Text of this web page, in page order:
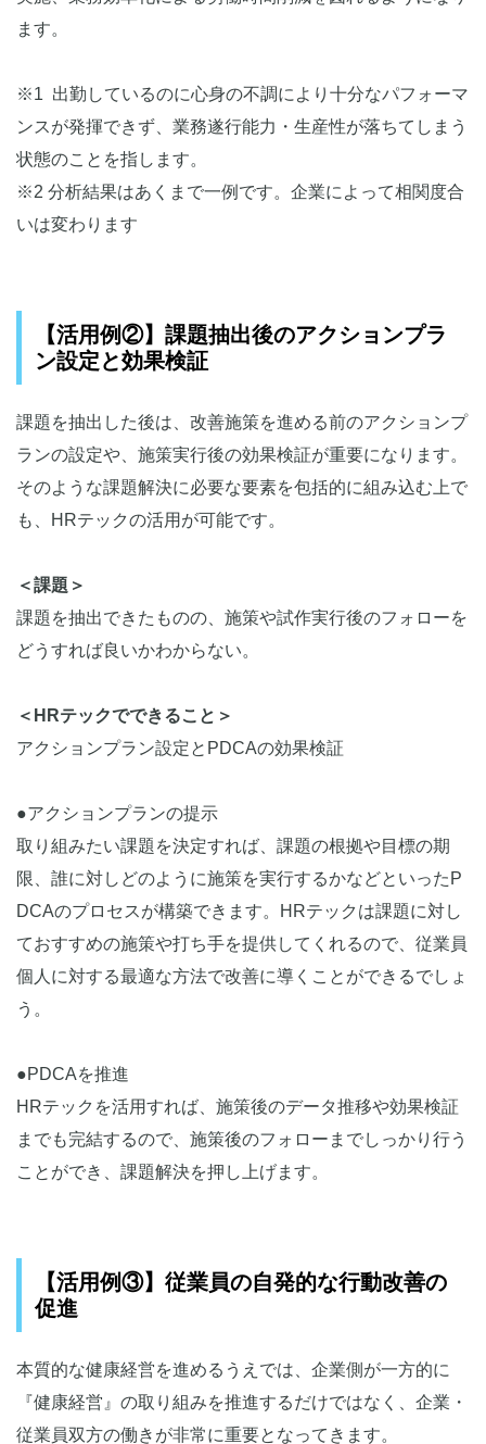
ます。
※1 出勤しているのに心身の不調により十分なパフォーマ
ンスが発揮できず、業務遂行能力・生産性が落ちてしまう
状態のことを指します。
※2 分析結果はあくまで一例です。企業によって相関度合
いは変わります
【活用例②】課題抽出後のアクションプラ
ン設定と効果検証
課題を抽出した後は、改善施策を進める前のアクションプ
ランの設定や、施策実行後の効果検証が重要になります。
そのような課題解決に必要な要素を包括的に組み込む上で
も、HRテックの活用が可能です。
＜課題＞
課題を抽出できたものの、施策や試作実行後のフォローを
どうすれば良いかわからない。
＜HRテックでできること＞
アクションプラン設定とPDCAの効果検証
●アクションプランの提示
取り組みたい課題を決定すれば、課題の根拠や目標の期
限、誰に対しどのように施策を実行するかなどといったP
DCAのプロセスが構築できます。HRテックは課題に対し
ておすすめの施策や打ち手を提供してくれるので、従業員
個人に対する最適な方法で改善に導くことができるでしょ
う。
●PDCAを推進
HRテックを活用すれば、施策後のデータ推移や効果検証
までも完結するので、施策後のフォローまでしっかり行う
ことができ、課題解決を押し上げます。
【活用例③】従業員の自発的な行動改善の
促進
本質的な健康経営を進めるうえでは、企業側が一方的に
『健康経営』の取り組みを推進するだけではなく、企業・
従業員双方の働きが非常に重要となってきます。